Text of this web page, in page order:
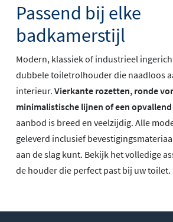
Passend bij elke
badkamerstijl
Modern, klassiek of industrieel
dubbele toiletrolhouder die naadloos
interieur. Vierkante rozetten, ronde
minimalistische lijnen of een opvallend
aanbod is breed en veelzijdig. Alle
geleverd inclusief
aan de slag kunt. Bekijk het volledige
de houder die perfect past bij uw toilet.